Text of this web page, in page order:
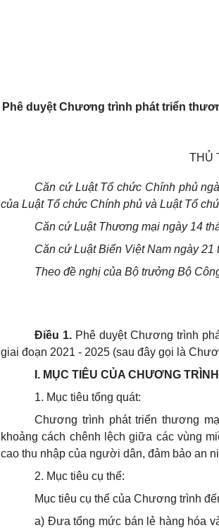
Phê duyệt Chương trình phát triển
THỦ
Căn cứ Luật Tổ chức Chính phủ
của Luật Tổ chức Chính phủ và Luật Tổ
Căn cứ Luật Thương mại ngày 14
Căn cứ Luật Biển Việt Nam ngày 21
Theo đề nghị của Bộ trưởng Bộ
Điều 1. Phê duyệt Chương trình
giai đoạn 2021 - 2025 (sau đây gọi là
I. MỤC TIÊU CỦA CHƯƠNG TRÌNH
1. Mục tiêu tổng quát:
Chương trình phát triển thương
khoảng cách chênh lệch giữa các vùng
cao thu nhập của người dân, đảm bảo an
2. Mục tiêu cụ thể:
Mục tiêu cụ thể của Chương trình
a) Đưa tổng mức bán lẻ hàng hóa